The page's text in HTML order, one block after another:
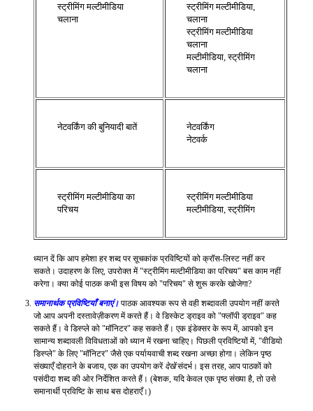
स्ट्रीमिंग मल्टीमीडिया
चलाना
स्ट्रीमिंग मल्टीमीडिया,
चलाना
स्ट्रीमिंग मल्टीमीडिया
चलाना
मल्टीमीडिया, स्ट्रीमिंग
चलाना
नेटवर्किंग की बुनियादी बातें
नेटवर्किंग
नेटवर्क
स्ट्रीमिंग मल्टीमीडिया का
परिचय
स्ट्रीमिंग मल्टीमीडिया
मल्टीमीडिया, स्ट्रीमिंग
ध्यान दें कि आप हमेशा हर शब्द पर सूचकांक प्रविष्टियों को क्रॉस-लिस्ट नहीं कर
सकते। उदाहरण के लिए, उपरोक्त में "स्ट्रीमिंग मल्टीमीडिया का परिचय" बस काम नहीं
करेगा। क्या कोई पाठक कभी इस विषय को "परिचय" से शुरू करके खोजेगा?
समानार्थक प्रविष्टियाँ बनाएं। पाठक आवश्यक रूप से वही शब्दावली उपयोग नहीं करते
जो आप अपनी दस्तावेज़ीकरण में करते हैं। वे डिस्केट ड्राइव को "फ्लॉपी ड्राइव" कह
सकते हैं। वे डिस्प्ले को "मॉनिटर" कह सकते हैं। एक इंडेक्सर के रूप में, आपको इन
सामान्य शब्दावली विविधताओं को ध्यान में रखना चाहिए। पिछली प्रविष्टियों में, "वीडियो
डिस्प्ले" के लिए "मॉनिटर" जैसे एक पर्यायवाची शब्द रखना अच्छा होगा। लेकिन पृष्ठ
संख्याएँ दोहराने के बजाय, एक का उपयोग करें देखेंसंदर्भ। इस तरह, आप पाठकों को
पसंदीदा शब्द की ओर निर्देशित करते हैं। (बेशक, यदि केवल एक पृष्ठ संख्या है, तो उसे
समानार्थी प्रविष्टि के साथ बस दोहराएँ।)